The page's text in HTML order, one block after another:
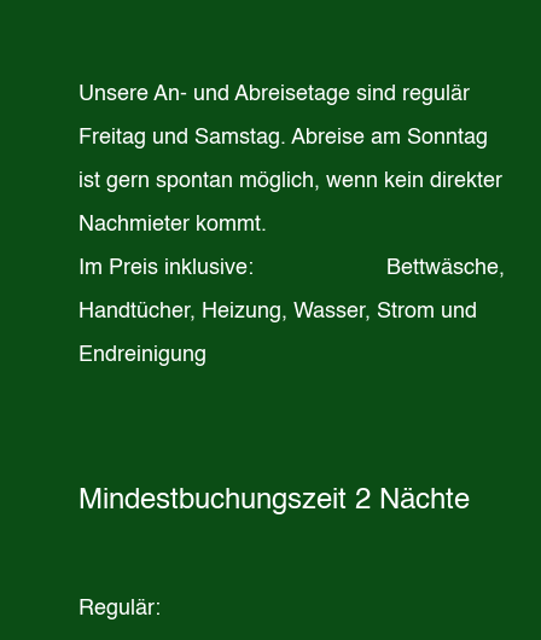
Unsere An- und Abreisetage sind regulär
Freitag und Samstag. Abreise am Sonntag
ist gern spontan möglich, wenn kein direkter
Nachmieter kommt.
Im Preis inklusive: Bettwäsche,
Handtücher, Heizung, Wasser, Strom und
Endreinigung
Mindestbuchungszeit 2 Nächte
Regulär: